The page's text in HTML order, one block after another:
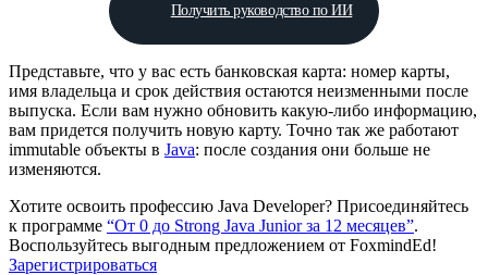
Получить руководство по ИИ
Представьте, что у вас есть банковская карта: номер карты,
имя владельца и срок действия остаются неизменными после
выпуска. Если вам нужно обновить какую-либо информацию,
вам придется получить новую карту. Точно так же работают
immutable объекты в Java: после создания они больше не
изменяются.
Хотите освоить профессию Java Developer? Присоединяйтесь
к программе “От 0 до Strong Java Junior за 12 месяцев”.
Воспользуйтесь выгодным предложением от FoxmindEd!
Зарегистрироваться